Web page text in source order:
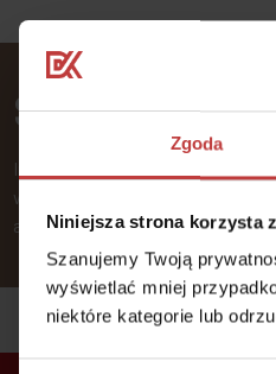
Zgoda
Niniejsza strona korzysta
Szanujemy Twoją
wyświetlać mniej
niektóre kategorie lub
Stalowa
Inspiracją dla projektu inwestycji
wyrazista architektura nadaje
autentyczność i atmosferę tego